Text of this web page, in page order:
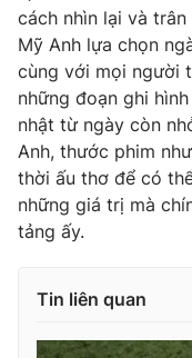
Ðiện thoại Thời báo
Email:toasoan@vtv.vn
Liên hệ quảng cáo:
cách nhìn lại và
Mỹ Anh lựa chọn
cùng với mọi người
những đoạn ghi
nhật từ ngày còn
Anh, thước phim
thời ấu thơ để có
những giá trị mà
tảng ấy.
Tin liên quan